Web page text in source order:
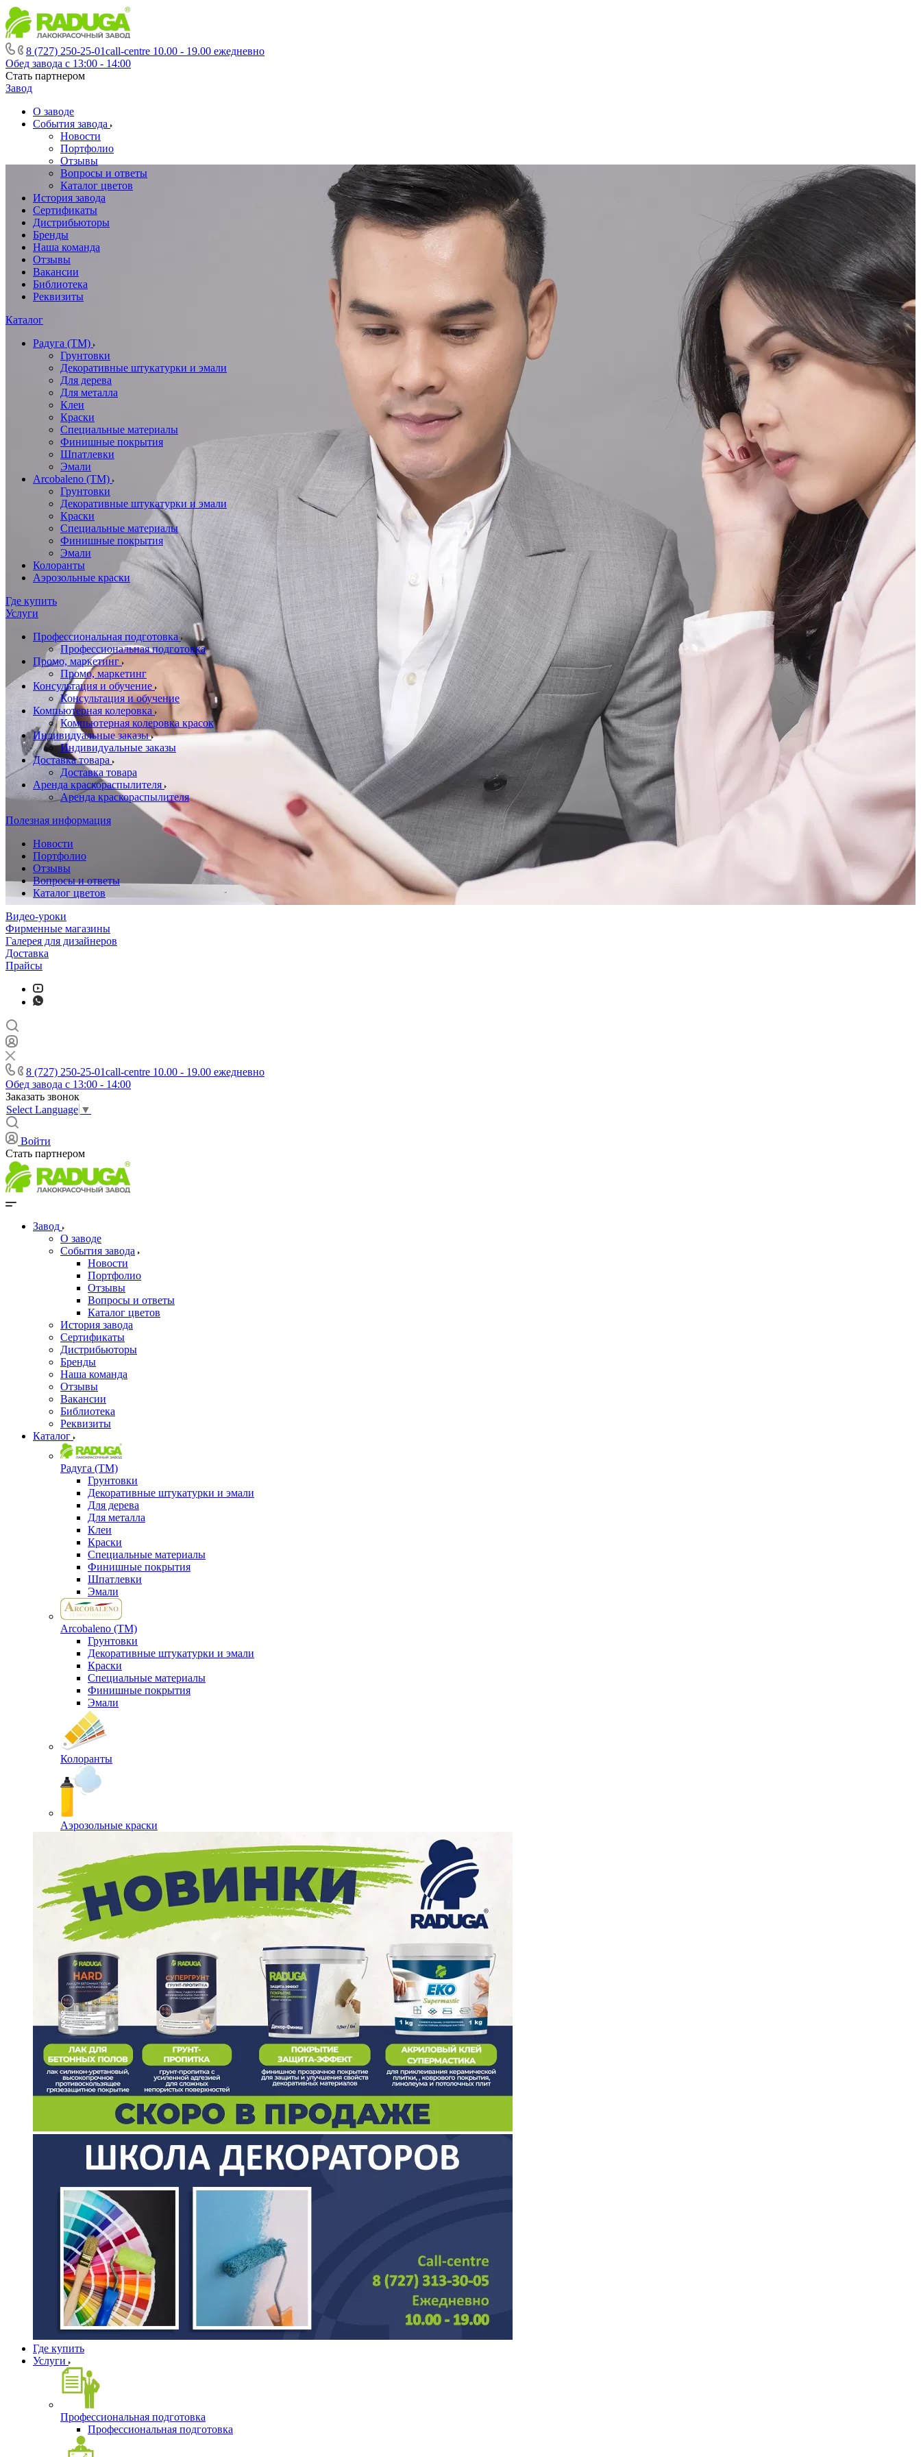
8 (727) 250-25-01call-centre 10.00 - 19.00 ежедневно
Обед завода с 13:00 - 14:00
Стать партнером
Завод
О заводе
События завода
Новости
Портфолио
Отзывы
Вопросы и ответы
Каталог цветов
История завода
Сертификаты
Дистрибьюторы
Бренды
Наша команда
Отзывы
Вакансии
Библиотека
Реквизиты
Каталог
Радуга (ТМ)
Грунтовки
Декоративные штукатурки и эмали
Для дерева
Для металла
Клеи
Краски
Специальные материалы
Финишные покрытия
Шпатлевки
Эмали
Arcobaleno (ТМ)
Грунтовки
Декоративные штукатурки и эмали
Краски
Специальные материалы
Финишные покрытия
Эмали
Колоранты
Аэрозольные краски
Где купить
Услуги
Профессиональная подготовка
Профессиональная подготовка
Промо, маркетинг
Промо, маркетинг
Консультация и обучение
Консультация и обучение
Компьютерная колеровка
Компьютерная колеровка красок
Индивидуальные заказы
Индивидуальные заказы
Доставка товара
Доставка товара
Аренда краскораспылителя
Аренда краскораспылителя
Полезная информация
Новости
Портфолио
Отзывы
Вопросы и ответы
Каталог цветов
Видео-уроки
Фирменные магазины
Галерея для дизайнеров
Доставка
Прайсы
8 (727) 250-25-01call-centre 10.00 - 19.00 ежедневно
Обед завода с 13:00 - 14:00
Заказать звонок
Select Language ▼
Войти
Стать партнером
Завод
О заводе
События завода
Новости
Портфолио
Отзывы
Вопросы и ответы
Каталог цветов
История завода
Сертификаты
Дистрибьюторы
Бренды
Наша команда
Отзывы
Вакансии
Библиотека
Реквизиты
Каталог
Радуга (ТМ)
Грунтовки
Декоративные штукатурки и эмали
Для дерева
Для металла
Клеи
Краски
Специальные материалы
Финишные покрытия
Шпатлевки
Эмали
Arcobaleno (ТМ)
Грунтовки
Декоративные штукатурки и эмали
Краски
Специальные материалы
Финишные покрытия
Эмали
Колоранты
Аэрозольные краски
Где купить
Услуги
Профессиональная подготовка
Профессиональная подготовка